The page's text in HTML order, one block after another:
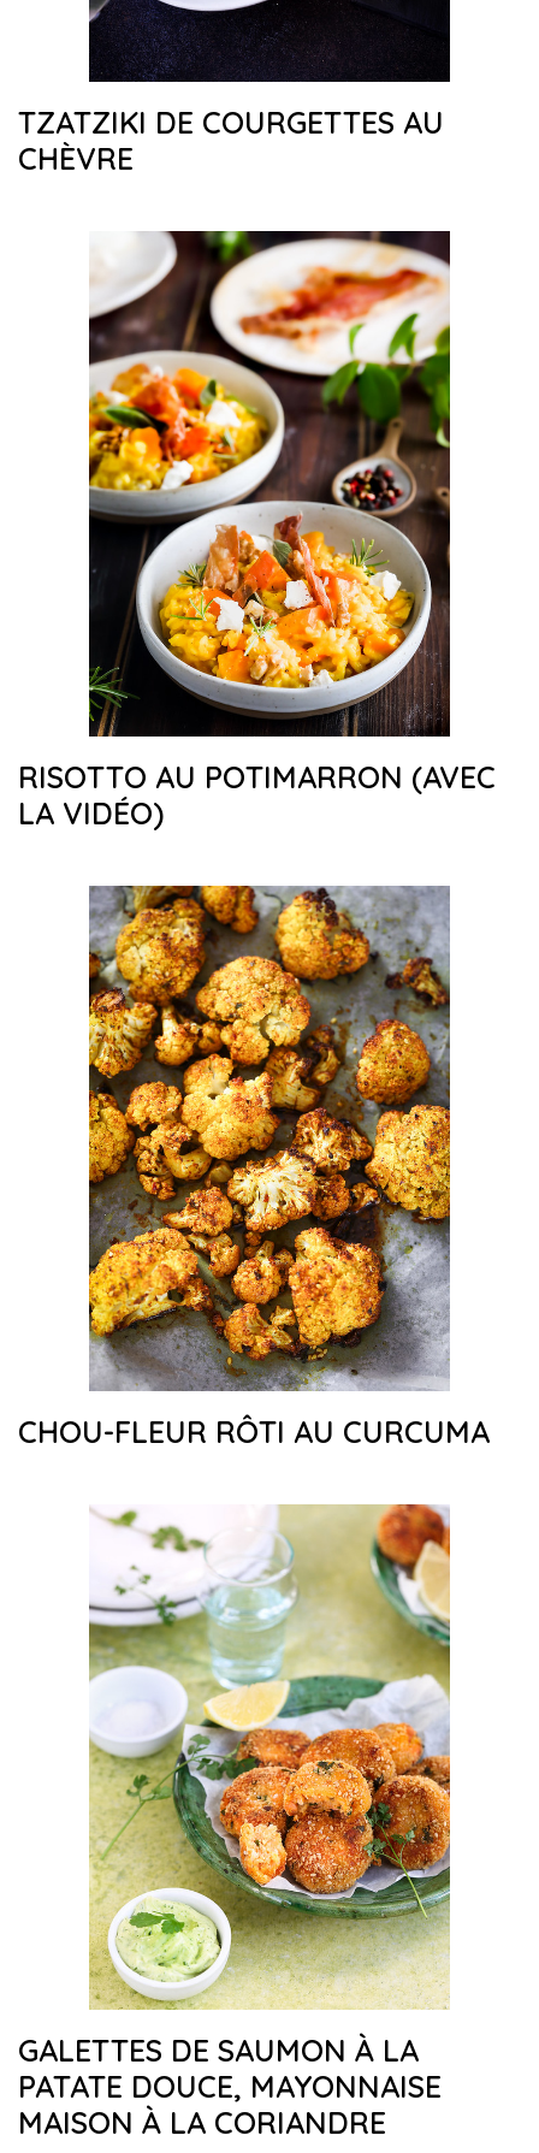
TZATZIKI DE COURGETTES AU
CHÈVRE
RISOTTO AU POTIMARRON (AVEC
LA VIDÉO)
CHOU-FLEUR RÔTI AU CURCUMA
GALETTES DE SAUMON À LA
PATATE DOUCE, MAYONNAISE
MAISON À LA CORIANDRE